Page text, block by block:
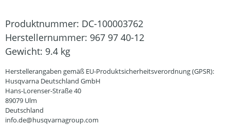
Produktnummer: DC-100003762
Herstellernummer: 967 97 40-12
Gewicht: 9.4 kg
Herstellerangaben gemäß EU-Produktsicherheitsverordnung (GPSR):
Husqvarna Deutschland GmbH
Hans-Lorenser-Straße 40
89079 Ulm
Deutschland
info.de@husqvarnagroup.com